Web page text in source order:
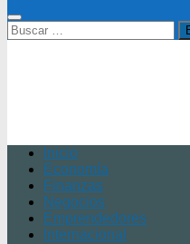
Buscar:
Inicio
Economía
Finanzas
Negocios
Emprendedores
Internacional